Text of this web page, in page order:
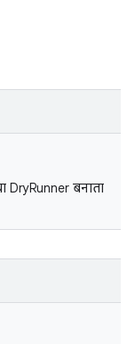
बनाता